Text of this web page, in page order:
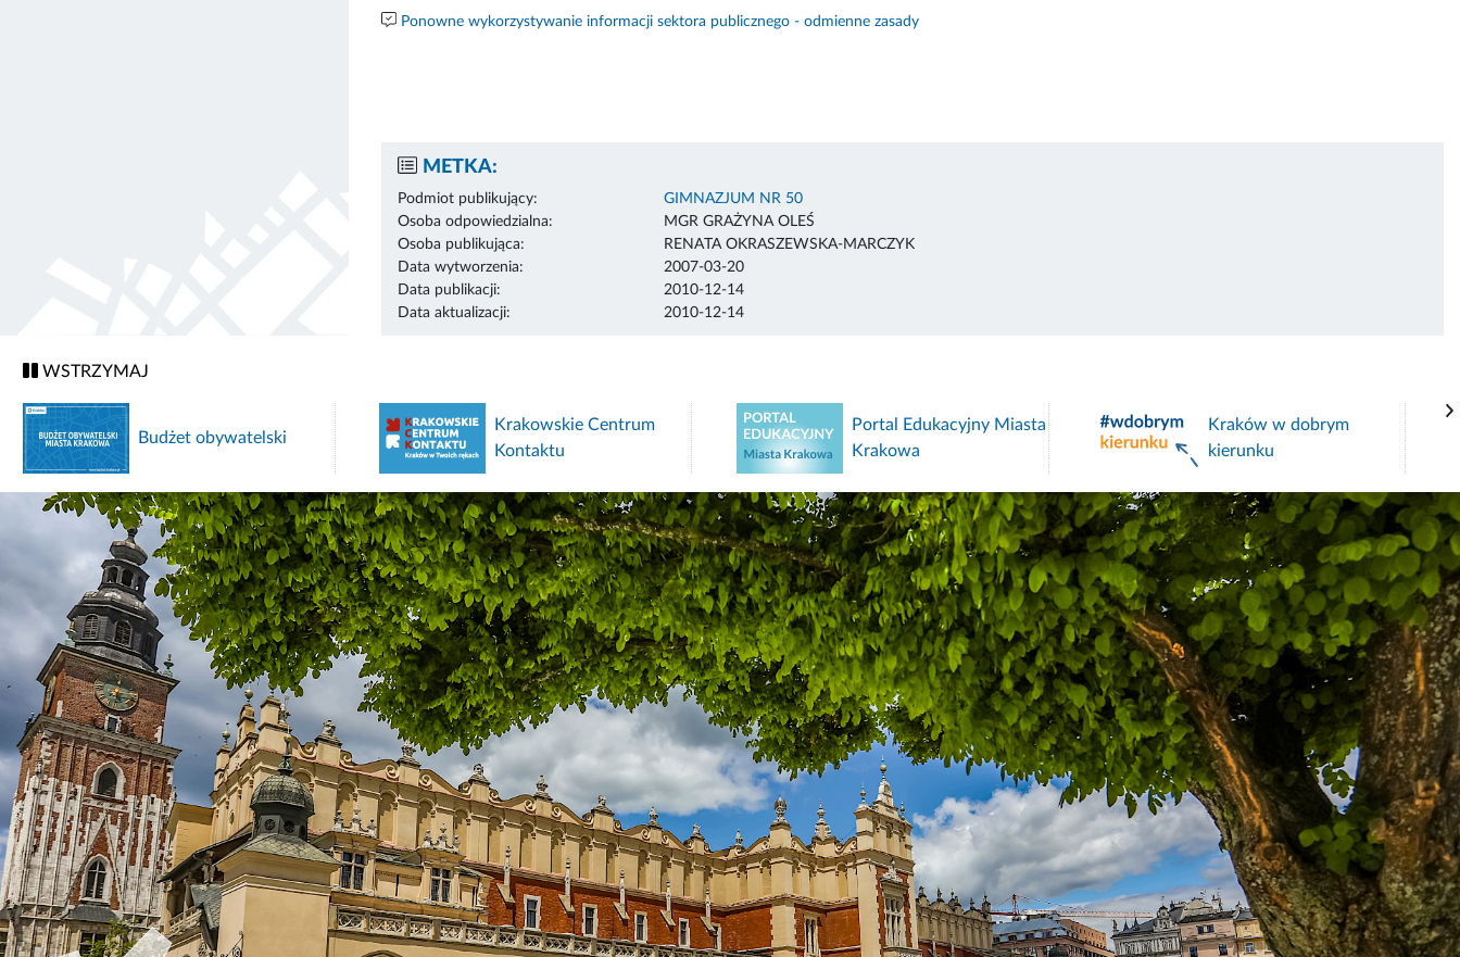
Ponowne wykorzystywanie informacji sektora publicznego - odmienne zasady
METKA:
Podmiot publikujący:
GIMNAZJUM NR 50
Osoba odpowiedzialna:
MGR GRAŻYNA OLEŚ
Osoba publikująca:
RENATA OKRASZEWSKA-MARCZYK
Data wytworzenia:
2007-03-20
Data publikacji:
2010-12-14
Data aktualizacji:
2010-12-14
WSTRZYMAJ
Budżet obywatelski
Krakowskie Centrum
Kontaktu
Portal Edukacyjny Miasta
Krakowa
Kraków w dobrym
kierunku